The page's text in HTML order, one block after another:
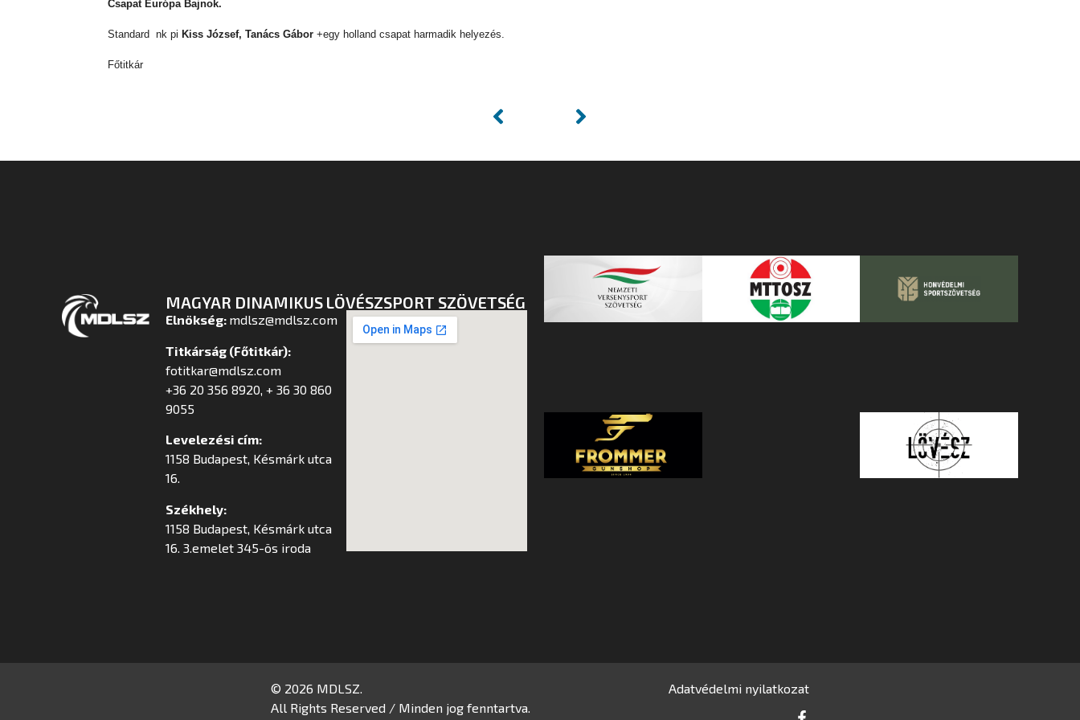
Csapat Európa Bajnok.
Standard nk pi Kiss József, Tanács Gábor +egy holland csapat harmadik helyezés.
Főtitkár
MAGYAR DINAMIKUS LÖVÉSZSPORT SZÖVETSÉG
Elnökség: mdlsz@mdlsz.com
Titkárság (Főtitkár):
fotitkar@mdlsz.com
+36 20 356 8920, + 36 30 860
9055
Levelezési cím:
1158 Budapest, Késmárk utca
16.
Székhely:
1158 Budapest, Késmárk utca
16. 3.emelet 345-ös iroda
© 2026 MDLSZ.
All Rights Reserved / Minden jog fenntartva.
Adatvédelmi nyilatkozat